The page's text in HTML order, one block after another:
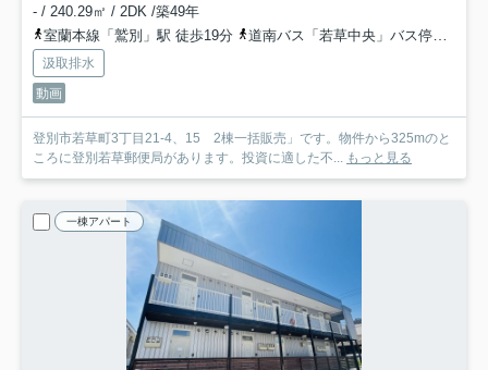
- / 240.29㎡ / 2DK /築49年
室蘭本線「鷲別」駅 徒歩19分
道南バス「若草中央」バス停下車 徒歩2分
汲取排水
動画
登別市若草町3丁目21-4、15 2棟一括販売」です。物件から325mのと
ころに登別若草郵便局があります。投資に適した不... もっと見る
一棟アパート